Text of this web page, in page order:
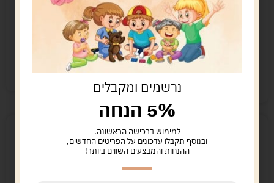
חלומות – גרסת יום
הולדת
ש"ח
הוספה לסל
נשארו במלאי רק 2
בלאגן בספארי
50.00
הוספה לסל
קיים במלאי
נרשמים ומקבלים
5% הנחה
למימוש ברכישה הראשונה.
ובנוסף תקבלו עדכונים על הפריטים החדשים,
ההנחות והמבצעים השווים ביותר!